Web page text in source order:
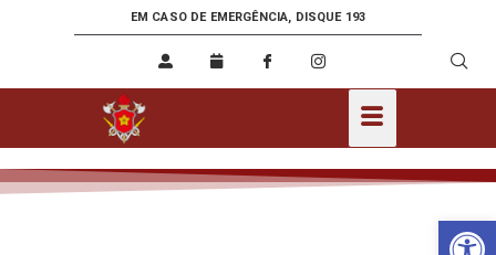
EM CASO DE EMERGÊNCIA, DISQUE 193